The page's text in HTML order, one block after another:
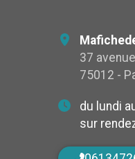
37
75012 -
du lundi
sur